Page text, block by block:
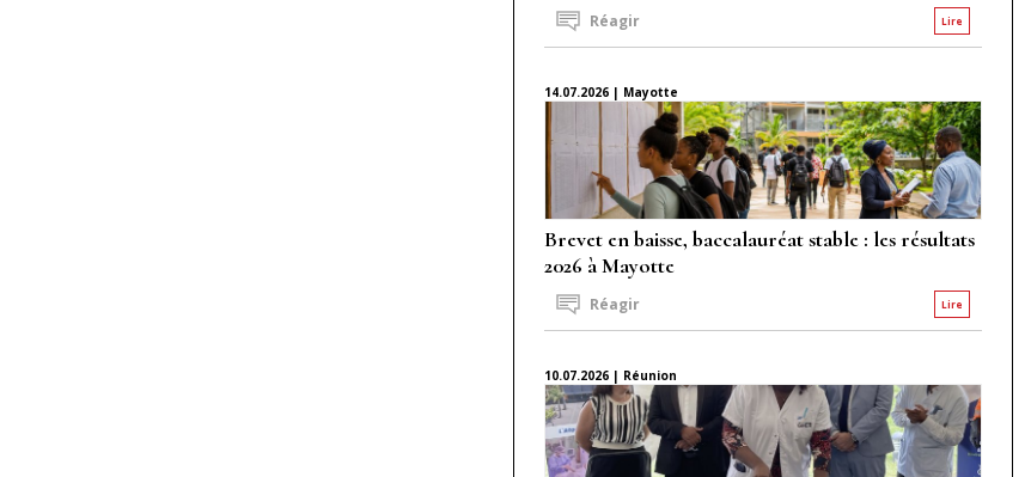
Lire
Réagir
14.07.2026 | Mayotte
Brevet en baisse, baccalauréat stable : les résultats
2026 à Mayotte
Lire
Réagir
10.07.2026 | Réunion